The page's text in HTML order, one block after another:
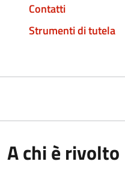
Contatti
Strumenti di tutela
A chi è rivolto